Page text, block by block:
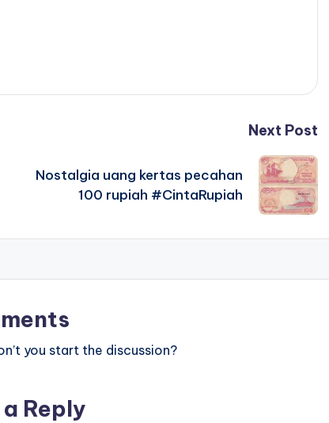
Next Post
Nostalgia uang kertas pecahan
100 rupiah #CintaRupiah
you start the discussion?
Reply